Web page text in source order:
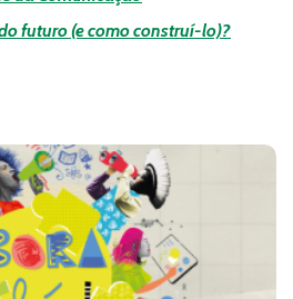
futuro (e como construí-lo)?